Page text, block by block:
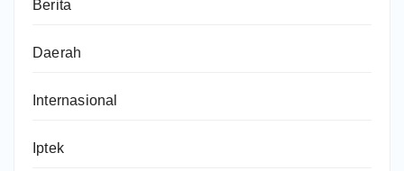
Berita
Daerah
Internasional
Iptek